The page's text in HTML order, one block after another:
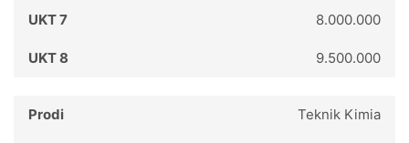
8.000.000
9.500.000
Teknik Kimia